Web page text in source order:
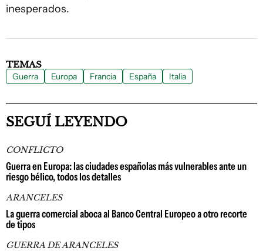
inesperados.
TEMAS
Guerra Europa Francia España Italia
SEGUÍ LEYENDO
CONFLICTO
Guerra en Europa: las ciudades españolas más vulnerables ante un
riesgo bélico, todos los detalles
ARANCELES
La guerra comercial aboca al Banco Central Europeo a otro recorte
de tipos
GUERRA DE ARANCELES